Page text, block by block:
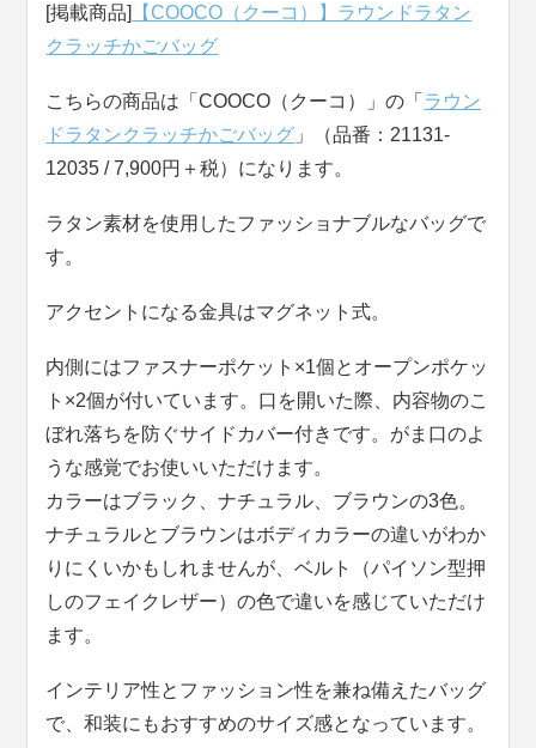
[掲載商品]
【COOCO（クーコ）】ラウンドラタン
クラッチかごバッグ
こちらの商品は「COOCO（クーコ）」の「 ラウン
ドラタンクラッチかごバッグ 」（品番：21131-
12035 / 7,900円＋税）になります。
ラタン素材を使用したファッショナブルなバッグで
す。
アクセントになる金具はマグネット式。
内側にはファスナーポケット×1個とオープンポケッ
ト×2個が付いています。口を開いた際、内容物のこ
ぼれ落ちを防ぐサイドカバー付きです。がま口のよ
うな感覚でお使いいただけます。
カラーはブラック、ナチュラル、ブラウンの3色。
ナチュラルとブラウンはボディカラーの違いがわか
りにくいかもしれませんが、ベルト（パイソン型押
しのフェイクレザー）の色で違いを感じていただけ
ます。
インテリア性とファッション性を兼ね備えたバッグ
で、和装にもおすすめのサイズ感となっています。